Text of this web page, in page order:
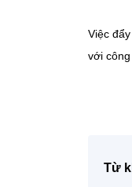
Việc
với
Từ